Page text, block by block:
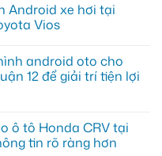
Android xe hơi tại
Vios
android oto cho
12 để giải trí tiện lợi
ô tô Honda CRV tại
tin rõ ràng hơn